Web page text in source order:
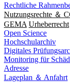
Rechtliche
Nutzungsrechte ＆
GEMA Urheberrecht
Open Science
Hochschularchiv
Digitales
Monitoring für
Adresse
Lageplan ＆ Anfahrt